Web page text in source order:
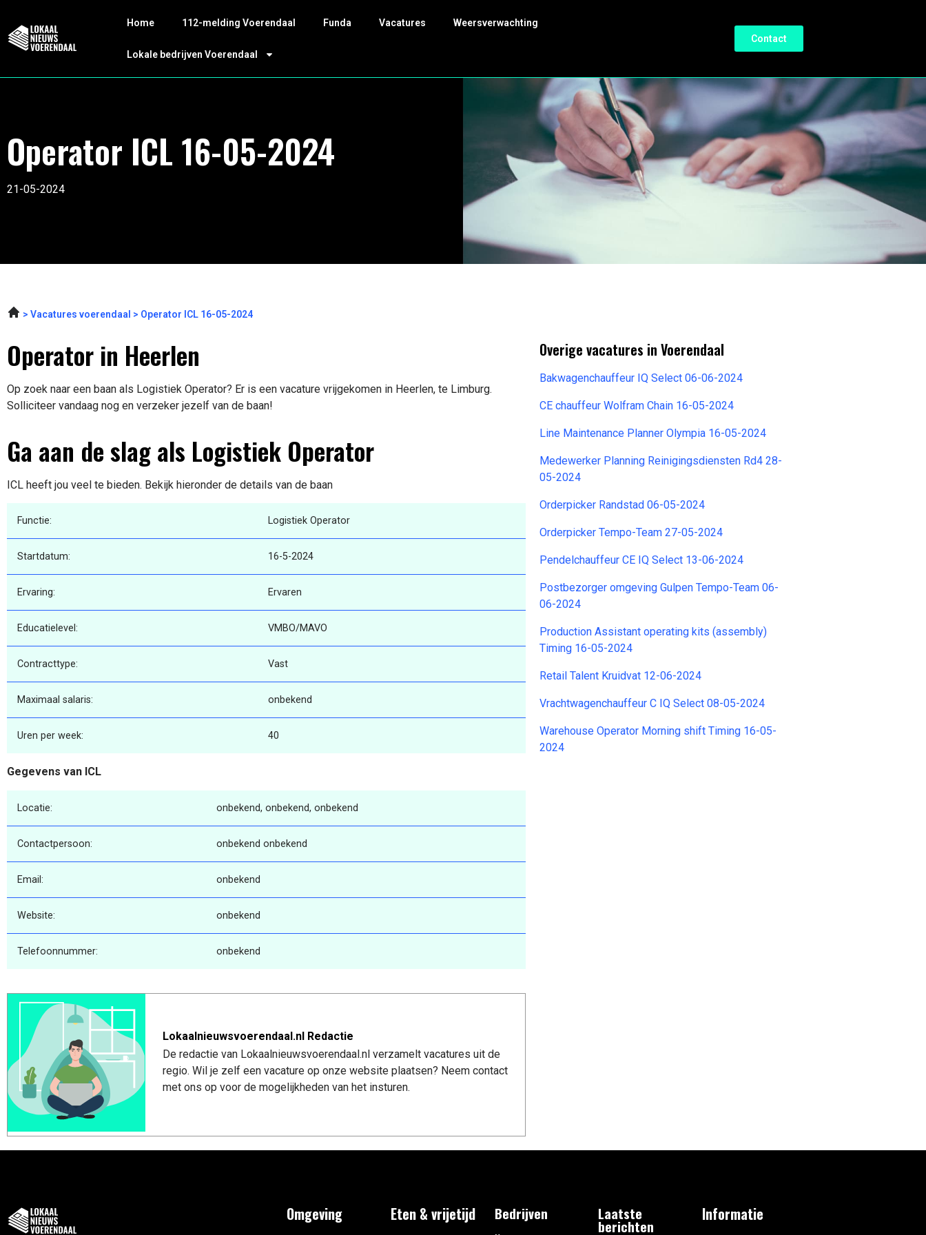
Home 112-melding Voerendaal Funda Vacatures Weersverwachting
Lokale bedrijven Voerendaal
Contact
Operator ICL 16-05-2024
21-05-2024
Vacatures voerendaal Operator ICL 16-05-2024
Operator in Heerlen
Op zoek naar een baan als Logistiek Operator? Er is een vacature vrijgekomen in Heerlen, te Limburg.
Solliciteer vandaag nog en verzeker jezelf van de baan!
Ga aan de slag als Logistiek Operator
ICL heeft jou veel te bieden. Bekijk hieronder de details van de baan
Functie: Logistiek Operator
Startdatum: 16-5-2024
Ervaring: Ervaren
Educatielevel: VMBO/MAVO
Contracttype: Vast
Maximaal salaris: onbekend
Uren per week: 40
Gegevens van ICL
Locatie: onbekend, onbekend, onbekend
Contactpersoon: onbekend onbekend
Email: onbekend
Website: onbekend
Telefoonnummer: onbekend
Lokaalnieuwsvoerendaal.nl Redactie
De redactie van Lokaalnieuwsvoerendaal.nl verzamelt vacatures uit de
regio. Wil je zelf een vacature op onze website plaatsen? Neem contact
met ons op voor de mogelijkheden van het insturen.
Overige vacatures in Voerendaal
Bakwagenchauffeur IQ Select 06-06-2024
CE chauffeur Wolfram Chain 16-05-2024
Line Maintenance Planner Olympia 16-05-2024
Medewerker Planning Reinigingsdiensten Rd4 28-
05-2024
Orderpicker Randstad 06-05-2024
Orderpicker Tempo-Team 27-05-2024
Pendelchauffeur CE IQ Select 13-06-2024
Postbezorger omgeving Gulpen Tempo-Team 06-
06-2024
Production Assistant operating kits (assembly)
Timing 16-05-2024
Retail Talent Kruidvat 12-06-2024
Vrachtwagenchauffeur C IQ Select 08-05-2024
Warehouse Operator Morning shift Timing 16-05-
2024
Omgeving Eten & vrijetijd Bedrijven Laatste
berichten
Informatie